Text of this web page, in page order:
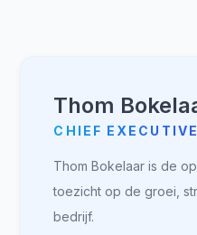
Thom
CHIEF
Thom Bokelaar is de
toezicht op de groei,
bedrijf.